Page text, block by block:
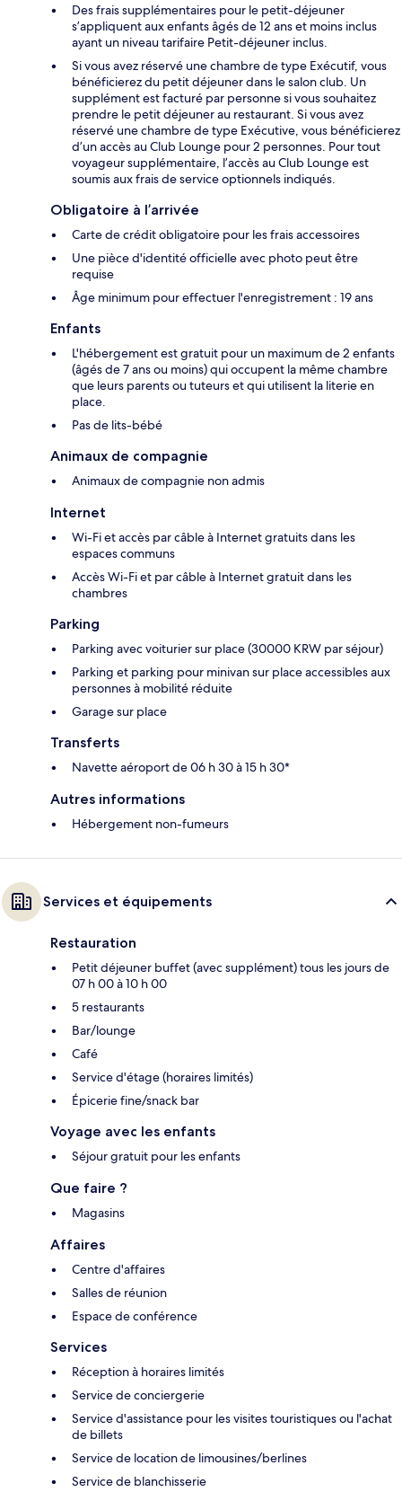
Des frais supplémentaires pour le petit-déjeuner
s’appliquent aux enfants âgés de 12 ans et moins inclus
ayant un niveau tarifaire Petit-déjeuner inclus.
Si vous avez réservé une chambre de type Exécutif, vous
bénéficierez du petit déjeuner dans le salon club. Un
supplément est facturé par personne si vous souhaitez
prendre le petit déjeuner au restaurant. Si vous avez
réservé une chambre de type Exécutive, vous bénéficierez
d’un accès au Club Lounge pour 2 personnes. Pour tout
voyageur supplémentaire, l’accès au Club Lounge est
soumis aux frais de service optionnels indiqués.
Obligatoire à l’arrivée
Carte de crédit obligatoire pour les frais accessoires
Une pièce d'identité officielle avec photo peut être
requise
Âge minimum pour effectuer l'enregistrement : 19 ans
Enfants
L'hébergement est gratuit pour un maximum de 2 enfants
(âgés de 7 ans ou moins) qui occupent la même chambre
que leurs parents ou tuteurs et qui utilisent la literie en
place.
Pas de lits-bébé
Animaux de compagnie
Animaux de compagnie non admis
Internet
Wi-Fi et accès par câble à Internet gratuits dans les
espaces communs
Accès Wi-Fi et par câble à Internet gratuit dans les
chambres
Parking
Parking avec voiturier sur place (30000 KRW par séjour)
Parking et parking pour minivan sur place accessibles aux
personnes à mobilité réduite
Garage sur place
Transferts
Navette aéroport de 06 h 30 à 15 h 30*
Autres informations
Hébergement non-fumeurs
Services et équipements
Restauration
Petit déjeuner buffet (avec supplément) tous les jours de
07 h 00 à 10 h 00
5 restaurants
Bar/lounge
Café
Service d'étage (horaires limités)
Épicerie fine/snack bar
Voyage avec les enfants
Séjour gratuit pour les enfants
Que faire ?
Magasins
Affaires
Centre d'affaires
Salles de réunion
Espace de conférence
Services
Réception à horaires limités
Service de conciergerie
Service d'assistance pour les visites touristiques ou l'achat
de billets
Service de location de limousines/berlines
Service de blanchisserie